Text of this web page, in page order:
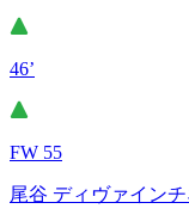
46’
FW 55
尾谷 ディヴァインチ